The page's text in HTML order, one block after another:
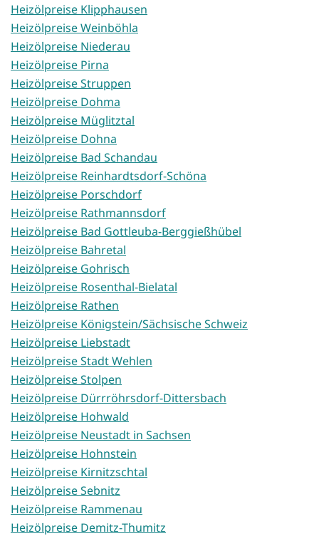
Heizölpreise Klipphausen
Heizölpreise Weinböhla
Heizölpreise Niederau
Heizölpreise Pirna
Heizölpreise Struppen
Heizölpreise Dohma
Heizölpreise Müglitztal
Heizölpreise Dohna
Heizölpreise Bad Schandau
Heizölpreise Reinhardtsdorf-Schöna
Heizölpreise Porschdorf
Heizölpreise Rathmannsdorf
Heizölpreise Bad Gottleuba-Berggießhübel
Heizölpreise Bahretal
Heizölpreise Gohrisch
Heizölpreise Rosenthal-Bielatal
Heizölpreise Rathen
Heizölpreise Königstein/Sächsische Schweiz
Heizölpreise Liebstadt
Heizölpreise Stadt Wehlen
Heizölpreise Stolpen
Heizölpreise Dürrröhrsdorf-Dittersbach
Heizölpreise Hohwald
Heizölpreise Neustadt in Sachsen
Heizölpreise Hohnstein
Heizölpreise Kirnitzschtal
Heizölpreise Sebnitz
Heizölpreise Rammenau
Heizölpreise Demitz-Thumitz